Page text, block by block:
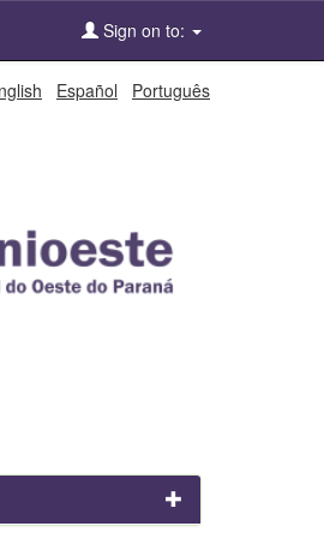
Sign on to:
Español Português